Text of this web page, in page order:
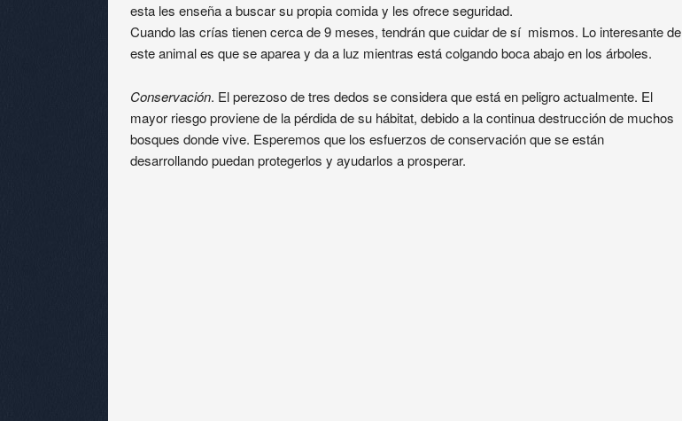
esta les enseña a buscar su propia comida y les ofrece seguridad.
Cuando las crías tienen cerca de 9 meses, tendrán que cuidar de sí mismos. Lo interesante de
este animal es que se aparea y da a luz mientras está colgando boca abajo en los árboles.
Conservación. El perezoso de tres dedos se considera que está en peligro actualmente. El
mayor riesgo proviene de la pérdida de su hábitat, debido a la continua destrucción de muchos
bosques donde vive. Esperemos que los esfuerzos de conservación que se están
desarrollando puedan protegerlos y ayudarlos a prosperar.